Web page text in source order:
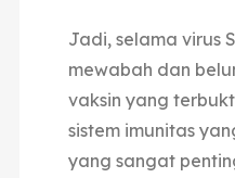
Jadi, selama virus
mewabah dan
vaksin yang
sistem imunitas
yang sangat